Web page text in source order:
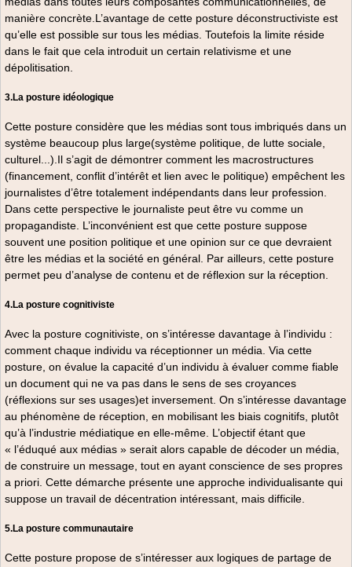
manière concrète.L’avantage de cette posture déconstructiviste est
qu’elle est possible sur tous les médias. Toutefois la limite réside
dans le fait que cela introduit un certain relativisme et une
dépolitisation.
3.La posture idéologique
Cette posture considère que les médias sont tous imbriqués dans un
système beaucoup plus large(système politique, de lutte sociale,
culturel...).Il s’agit de démontrer comment les macrostructures
(financement, conflit d’intérêt et lien avec le politique) empêchent les
journalistes d’être totalement indépendants dans leur profession.
Dans cette perspective le journaliste peut être vu comme un
propagandiste. L’inconvénient est que cette posture suppose
souvent une position politique et une opinion sur ce que devraient
être les médias et la société en général. Par ailleurs, cette posture
permet peu d’analyse de contenu et de réflexion sur la réception.
4.La posture cognitiviste
Avec la posture cognitiviste, on s’intéresse davantage à l’individu :
comment chaque individu va réceptionner un média. Via cette
posture, on évalue la capacité d’un individu à évaluer comme fiable
un document qui ne va pas dans le sens de ses croyances
(réflexions sur ses usages)et inversement. On s’intéresse davantage
au phénomène de réception, en mobilisant les biais cognitifs, plutôt
qu’à l’industrie médiatique en elle-même. L’objectif étant que
« l’éduqué aux médias » serait alors capable de décoder un média,
de construire un message, tout en ayant conscience de ses propres
a priori. Cette démarche présente une approche individualisante qui
suppose un travail de décentration intéressant, mais difficile.
5.La posture communautaire
Cette posture propose de s’intéresser aux logiques de partage de